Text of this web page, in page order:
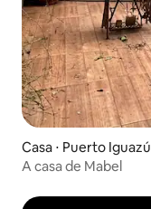
Casa ⋅ Puerto Iguazú
A casa de Mabel